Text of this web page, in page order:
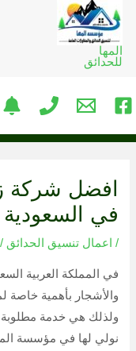
تخطي
إلى
المحتوى
المها
للحدائق
افضل شركة
في السعودية /
/ اعمال تنسيق الحدائق
في المملكة العربية
والأشجار بأهمية خاصة
ولذلك هي خدمة مطلوبة
نولي لها في مؤسسة